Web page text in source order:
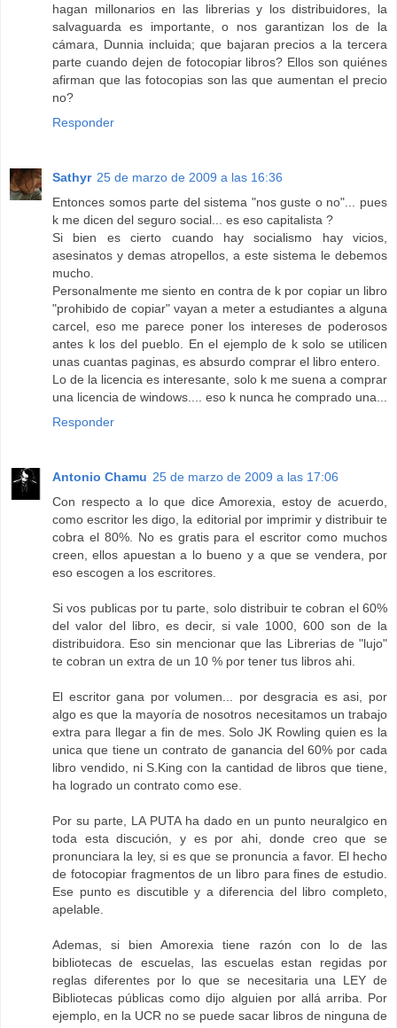
hagan millonarios en las librerias y los distribuidores, la
salvaguarda es importante, o nos garantizan los de la
cámara, Dunnia incluida; que bajaran precios a la tercera
parte cuando dejen de fotocopiar libros? Ellos son quiénes
afirman que las fotocopias son las que aumentan el precio
no?
Responder
Sathyr 25 de marzo de 2009 a las 16:36
Entonces somos parte del sistema "nos guste o no"... pues
k me dicen del seguro social... es eso capitalista ?
Si bien es cierto cuando hay socialismo hay vicios,
asesinatos y demas atropellos, a este sistema le debemos
mucho.
Personalmente me siento en contra de k por copiar un libro
"prohibido de copiar" vayan a meter a estudiantes a alguna
carcel, eso me parece poner los intereses de poderosos
antes k los del pueblo. En el ejemplo de k solo se utilicen
unas cuantas paginas, es absurdo comprar el libro entero.
Lo de la licencia es interesante, solo k me suena a comprar
una licencia de windows.... eso k nunca he comprado una...
Responder
Antonio Chamu 25 de marzo de 2009 a las 17:06
Con respecto a lo que dice Amorexia, estoy de acuerdo,
como escritor les digo, la editorial por imprimir y distribuir te
cobra el 80%. No es gratis para el escritor como muchos
creen, ellos apuestan a lo bueno y a que se vendera, por
eso escogen a los escritores.
Si vos publicas por tu parte, solo distribuir te cobran el 60%
del valor del libro, es decir, si vale 1000, 600 son de la
distribuidora. Eso sin mencionar que las Librerias de "lujo"
te cobran un extra de un 10 % por tener tus libros ahi.
El escritor gana por volumen... por desgracia es asi, por
algo es que la mayoría de nosotros necesitamos un trabajo
extra para llegar a fin de mes. Solo JK Rowling quien es la
unica que tiene un contrato de ganancia del 60% por cada
libro vendido, ni S.King con la cantidad de libros que tiene,
ha logrado un contrato como ese.
Por su parte, LA PUTA ha dado en un punto neuralgico en
toda esta discución, y es por ahi, donde creo que se
pronunciara la ley, si es que se pronuncia a favor. El hecho
de fotocopiar fragmentos de un libro para fines de estudio.
Ese punto es discutible y a diferencia del libro completo,
apelable.
Ademas, si bien Amorexia tiene razón con lo de las
bibliotecas de escuelas, las escuelas estan regidas por
reglas diferentes por lo que se necesitaria una LEY de
Bibliotecas públicas como dijo alguien por allá arriba. Por
ejemplo, en la UCR no se puede sacar libros de ninguna de